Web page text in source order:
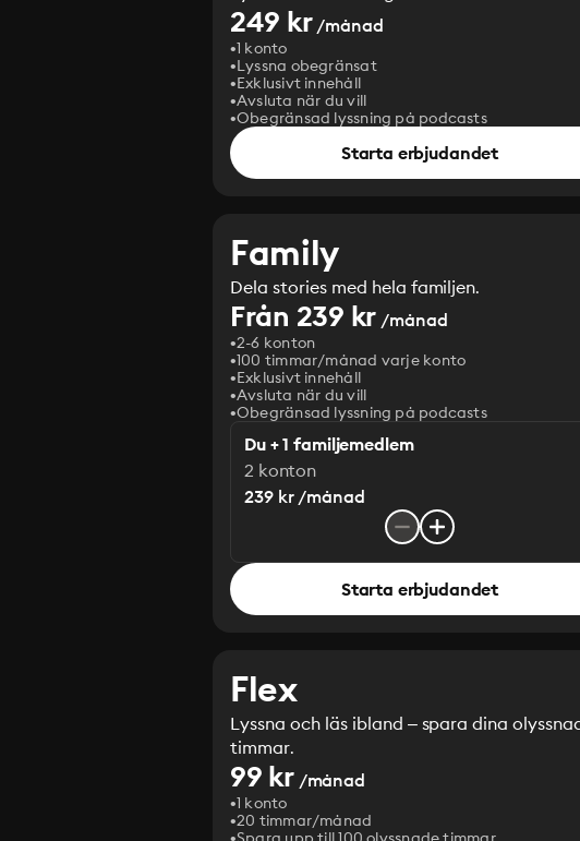
249 kr/månad
1 konto
Lyssna obegränsat
Exklusivt innehåll
Avsluta när du vill
Obegränsad lyssning på podcasts
Starta erbjudandet
Family
Dela stories med hela familjen.
Från 239 kr /månad
2-6 konton
100 timmar/månad varje konto
Exklusivt innehåll
Avsluta när du vill
Obegränsad lyssning på podcasts
Du + 1 familjemedlem
2 konton
239 kr /månad
Starta erbjudandet
Flex
Lyssna och läs ibland – spara dina
timmar.
99 kr/månad
1 konto
20 timmar/månad